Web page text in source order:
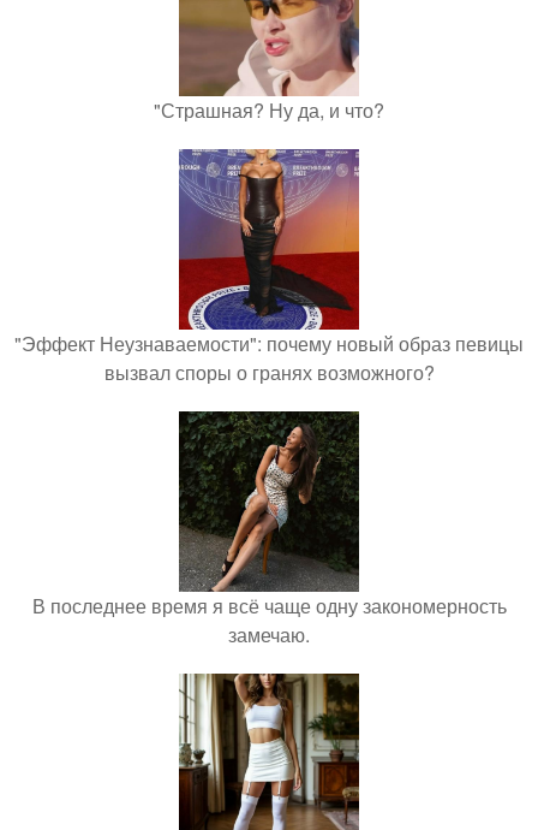
"Страшная? Ну да, и что?
"Эффект Неузнаваемости": почему новый образ певицы
вызвал споры о гранях возможного?
В последнее время я всё чаще одну закономерность
замечаю.